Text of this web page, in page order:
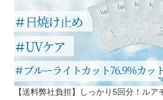
【送料弊社負担】しっかり5回分！ルア